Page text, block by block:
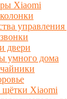
Xiaomi
двери
умного дома
щётки Xiaomi